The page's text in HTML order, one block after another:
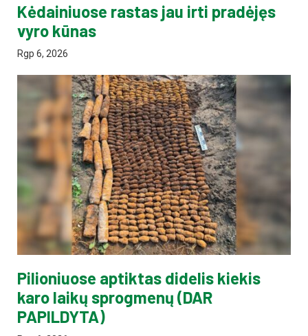
Kėdainiuose rastas jau irti pradėjęs
vyro kūnas
Rgp 6, 2026
Pilioniuose aptiktas didelis kiekis
karo laikų sprogmenų (DAR
PAPILDYTA)